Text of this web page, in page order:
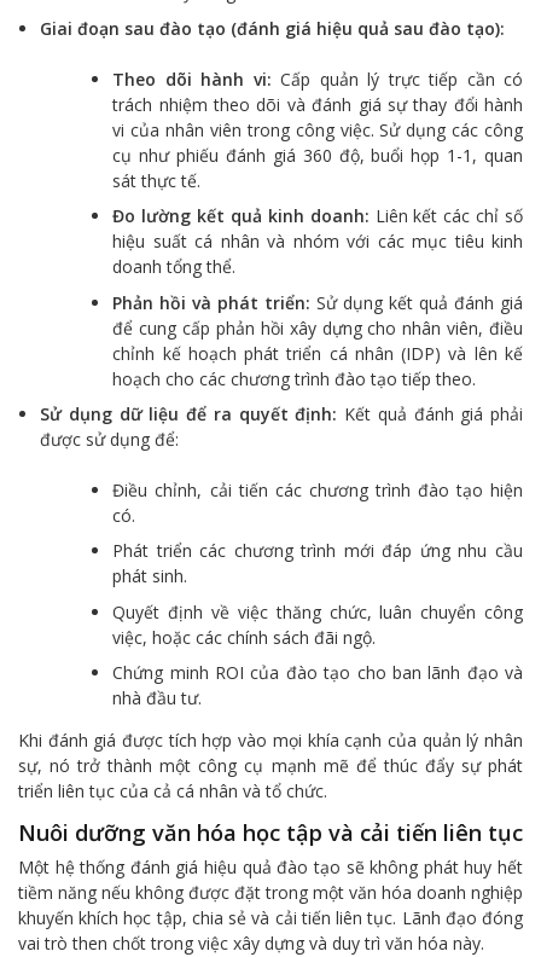
Giai đoạn sau đào tạo (đánh giá hiệu quả sau đào tạo):
Theo dõi hành vi: Cấp quản lý trực tiếp cần có
trách nhiệm theo dõi và đánh giá sự thay đổi hành
vi của nhân viên trong công việc. Sử dụng các công
cụ như phiếu đánh giá 360 độ, buổi họp 1-1, quan
sát thực tế.
Đo lường kết quả kinh doanh: Liên kết các chỉ số
hiệu suất cá nhân và nhóm với các mục tiêu kinh
doanh tổng thể.
Phản hồi và phát triển: Sử dụng kết quả đánh giá
để cung cấp phản hồi xây dựng cho nhân viên, điều
chỉnh kế hoạch phát triển cá nhân (IDP) và lên kế
hoạch cho các chương trình đào tạo tiếp theo.
Sử dụng dữ liệu để ra quyết định: Kết quả đánh giá phải
được sử dụng để:
Điều chỉnh, cải tiến các chương trình đào tạo hiện
có.
Phát triển các chương trình mới đáp ứng nhu cầu
phát sinh.
Quyết định về việc thăng chức, luân chuyển công
việc, hoặc các chính sách đãi ngộ.
Chứng minh ROI của đào tạo cho ban lãnh đạo và
nhà đầu tư.
Khi đánh giá được tích hợp vào mọi khía cạnh của quản lý nhân
sự, nó trở thành một công cụ mạnh mẽ để thúc đẩy sự phát
triển liên tục của cả cá nhân và tổ chức.
Nuôi dưỡng văn hóa học tập và cải tiến liên tục
Một hệ thống đánh giá hiệu quả đào tạo sẽ không phát huy hết
tiềm năng nếu không được đặt trong một văn hóa doanh nghiệp
khuyến khích học tập, chia sẻ và cải tiến liên tục. Lãnh đạo đóng
vai trò then chốt trong việc xây dựng và duy trì văn hóa này.